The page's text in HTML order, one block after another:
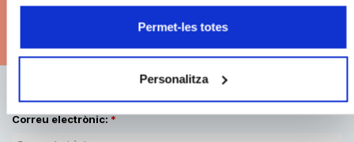
Permet-les totes
Personalitza
Correu electrònic: